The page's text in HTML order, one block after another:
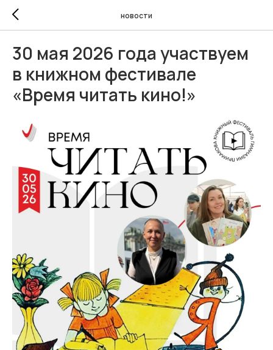
новости
30 мая 2026 года участвуем
в книжном фестивале
«Время читать кино!»